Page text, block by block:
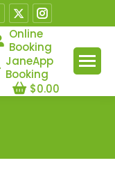
Facebook
page
opens
in
new
page
opens
in
new
opens
in
new
Online
Booking
JaneApp
Booking
$0.00